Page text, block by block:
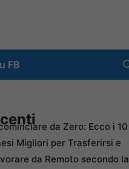
FB
da Zero: Ecco i 10
Migliori per Trasferirsi e
da Remoto secondo la